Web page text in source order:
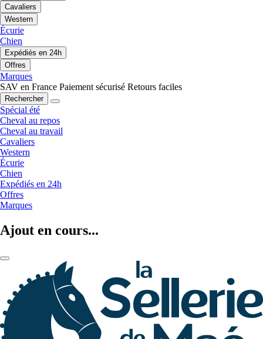
Cavaliers
Western
Écurie
Chien
Expédiés en 24h
Offres
Marques
SAV en France Paiement sécurisé Retours faciles
Rechercher
Spécial été
Cheval au repos
Cheval au travail
Cavaliers
Western
Écurie
Chien
Expédiés en 24h
Offres
Marques
Ajout en cours...